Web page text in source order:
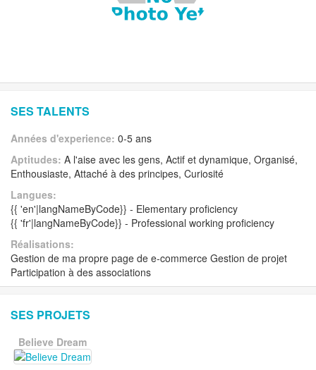
SES TALENTS
Années d'experience: 0-5 ans
Aptitudes: A l'aise avec les gens, Actif et dynamique, Organisé,
Enthousiaste, Attaché à des principes, Curiosité
Langues:
{{ 'en'|langNameByCode}} - Elementary proficiency
{{ 'fr'|langNameByCode}} - Professional working proficiency
Réalisations:
Gestion de ma propre page de e-commerce Gestion de projet
Participation à des associations
SES PROJETS
Believe Dream